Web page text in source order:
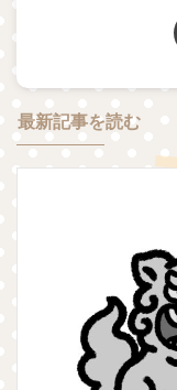
最新記事を読む